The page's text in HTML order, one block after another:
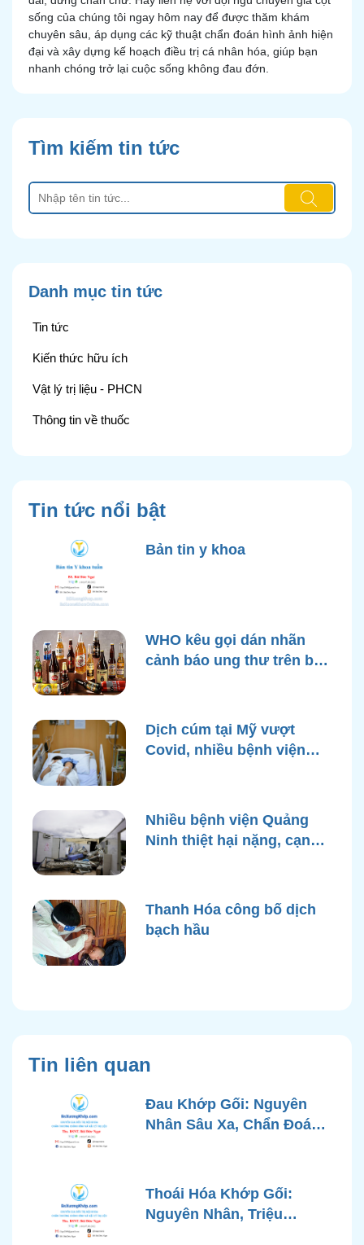
sống của chúng tôi ngay hôm nay để được thăm khám
chuyên sâu, áp dụng các kỹ thuật chẩn đoán hình ảnh hiện
đại và xây dựng kế hoạch điều trị cá nhân hóa, giúp bạn
nhanh chóng trở lại cuộc sống không đau đớn.
Tìm kiếm tin tức
Danh mục tin tức
Tin tức
Kiến thức hữu ích
Vật lý trị liệu - PHCN
Thông tin về thuốc
Tin tức nổi bật
Bản tin y khoa
WHO kêu gọi dán nhãn
cảnh báo ung thư trên bao
Dịch cúm tại Mỹ vượt
Covid, nhiều bệnh viện
Nhiều bệnh viện Quảng
Ninh thiệt hại nặng, cạn
Thanh Hóa công bố dịch
bạch hầu
Tin liên quan
Đau Khớp Gối: Nguyên
Nhân Sâu Xa, Chẩn Đoán
Góc Nhìn Bác Sĩ Xương
Khớp
Thoái Hóa Khớp Gối:
Nguyên Nhân, Triệu